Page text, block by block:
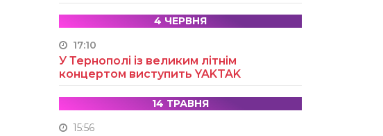
4 ЧЕРВНЯ
17:10
У Тернополі із великим літнім
концертом виступить YAKTAK
14 ТРАВНЯ
15:56